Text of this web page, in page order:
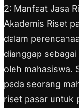
2: Manfaat Jasa
Akademis Riset
dalam
dianggap
oleh mahasiswa.
pada seorang
riset pasar untuk